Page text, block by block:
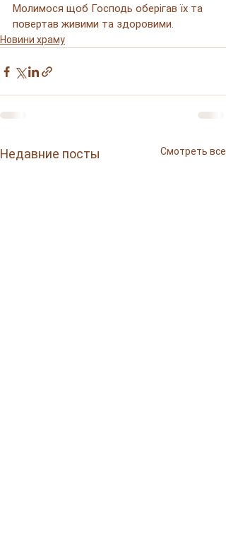
Молимося щоб Господь оберігав їх та
повертав живими та здоровими.
Новини храму
Недавние посты Смотреть все